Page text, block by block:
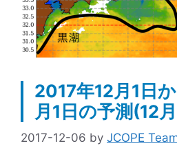
ー
2017年12月1日
月1日の予測(12
2017-12-06 by JCOPE